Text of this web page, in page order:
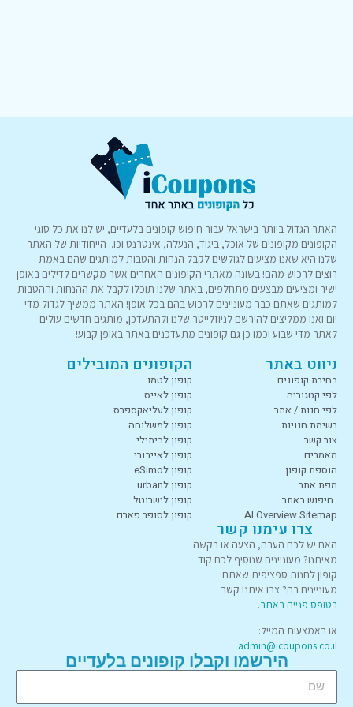
האתר הגדול ביותר בישראל עבור חיפוש קופונים בלעדיים, יש לנו את כל סוגי
הקופונים מקופונים של אוכל, ביגוד, הנעלה, אינטרנט וכו.. הייחודיות של האתר
שלנו היא שאנו מציעים לגולשים לקבל הנחות והטבות למותגים שהם באמת
רוצים לרכוש מהם! בשונה מאתרי הקופונים האחרים אשר מקשרים לדילים באופן
ישיר ומציעים מבצעים מתחלפים, באתר שלנו תוכלו לקבל את ההנחות וההטבות
למותגים שאתם כבר מעוניינים לרכוש בהם בכל אופן! האתר ממשיך לגדול מדי
יום ואנו ממליצים להירשם לניוזלייטר שלנו ולהתעדכן, מותגים חדשים עולים
לאתר מדי שבוע וכמו כן גם קופונים מתעדכנים באתר באופן קבוע!
ניווט באתר
בחירת קופונים
לפי קטגוריה
לפי חנות / אתר
רשימת חנויות
צור קשר
מאמרים
הוספת קופון
מפת אתר
חיפוש באתר
AI Overview Sitemap
הקופונים המובילים
קופון לטמו
קופון לאייס
קופון לעליאקספרס
קופון למשלוחה
קופון לביתילי
קופון לאייבורי
קופון לeSimo
קופון לurban
קופון לישרוטל
קופון לסופר פארם
צרו עימנו קשר
האם יש לכם הערה, הצעה או בקשה
מאיתנו? מעוניינים שנוסיף לכם קוד
קופון לחנות ספציפית שאתם
מעוניינים בה? צרו איתנו קשר
בטופס פנייה באתר.
או באמצעות המייל:
admin@icoupons.co.il
הירשמו וקבלו קופונים בלעדיים